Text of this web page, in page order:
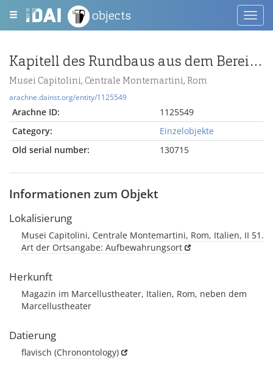
objects
Kapitell des Rundbaus aus dem Bereich des Apollo Sosianus Heiligtums
Musei Capitolini, Centrale Montemartini, Rom
arachne.dainst.org/entity/1125549
Arachne ID:
1125549
Category:
Einzelobjekte
Old serial number:
130715
Informationen zum Objekt
Lokalisierung
Musei Capitolini, Centrale Montemartini, Rom, Italien, II 51.
Art der Ortsangabe: Aufbewahrungsort
Herkunft
Magazin im Marcellustheater, Italien, Rom, neben dem
Marcellustheater
Datierung
flavisch (Chronontology)